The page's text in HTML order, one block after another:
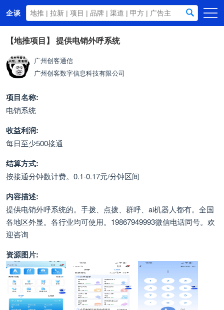
企谈
首页
商务资源
资讯动态
关于我们
【地推项目】 提供电销外呼系统
广州创客通信
广州创客数字信息科技有限公司
项目名称:
电销系统
收益利润:
每日至少500接通
结算方式:
按接通分钟数计费。0.1-0.17元/分钟区间
内容描述:
提供电销外呼系统的。手拨、点拨、群呼、ai机器人都有。全国
各地区外显。各行业均可使用。19867949993微信电话同号。欢
迎咨询
资源图片: